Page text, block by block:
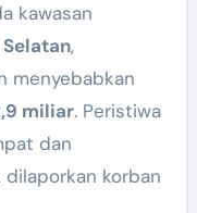
kawasan
,
menyebabkan
miliar. Peristiwa
dan
korban